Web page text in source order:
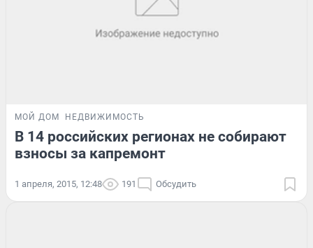
МОЙ ДОМ НЕДВИЖИМОСТЬ
В 14 российских регионах не собирают
взносы за капремонт
1 апреля, 2015, 12:48 191 Обсудить